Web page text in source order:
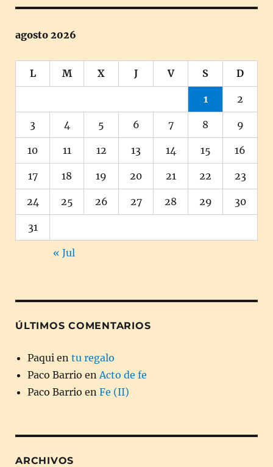
agosto 2026
L M X J V S D
1 2
3 4 5 6 7 8 9
10 11 12 13 14 15 16
17 18 19 20 21 22 23
24 25 26 27 28 29 30
31
« Jul
ÚLTIMOS COMENTARIOS
Paqui en tu regalo
Paco Barrio en Acto de fe
Paco Barrio en Fe (II)
ARCHIVOS